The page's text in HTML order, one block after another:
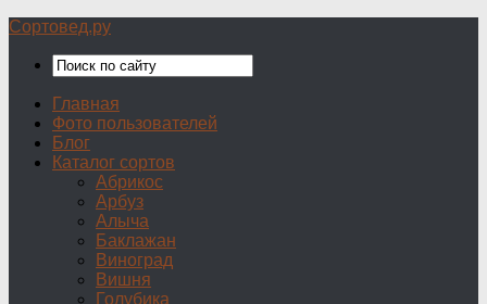
Сортовед.ру
Главная
Фото пользователей
Блог
Каталог сортов
Абрикос
Арбуз
Алыча
Баклажан
Виноград
Вишня
Голубика